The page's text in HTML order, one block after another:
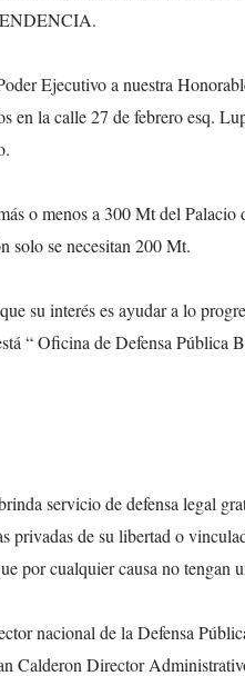
Ejecutivo a nuestra
en la calle 27 de febrero esq.
o menos a 300 Mt del Palacio
solo se necesitan 200 Mt.
su interés es ayudar a lo
“ Oficina de Defensa Pública
servicio de defensa legal
privadas de su libertad o
por cualquier causa no tengan
nacional de la Defensa
Calderon Director